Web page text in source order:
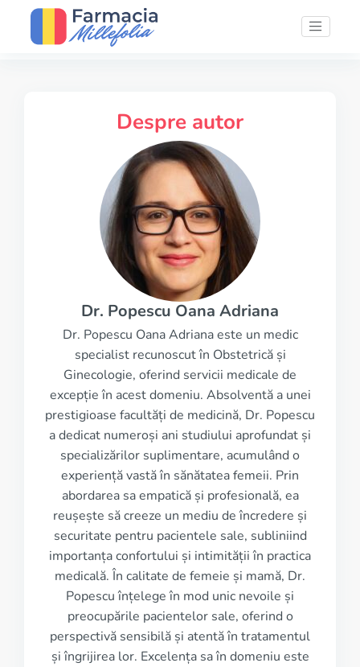
Despre autor
Dr. Popescu Oana Adriana
Dr. Popescu Oana Adriana este un medic
specialist recunoscut în Obstetrică și
Ginecologie, oferind servicii medicale de
excepție în acest domeniu. Absolventă a unei
prestigioase facultăți de medicină, Dr. Popescu
a dedicat numeroși ani studiului aprofundat și
specializărilor suplimentare, acumulând o
experiență vastă în sănătatea femeii. Prin
abordarea sa empatică și profesională, ea
reușește să creeze un mediu de încredere și
securitate pentru pacientele sale, subliniind
importanța confortului și intimității în practica
medicală. În calitate de femeie și mamă, Dr.
Popescu înțelege în mod unic nevoile și
preocupările pacientelor sale, oferind o
perspectivă sensibilă și atentă în tratamentul
și îngrijirea lor. Excelența sa în domeniu este